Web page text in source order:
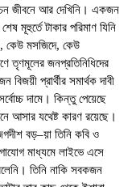
জীবনে আর দেখিনি। একজন
মূহুর্তে টাকার পরিমাণ যিনি
কেউ মসজিদে, কেউ
তৃণমূলের জনপ্রতিনিধিদের
প্রার্থীর সমার্থক দাবী
দামে। কিন্তু পেয়েছে
আসার যথেষ্ট কারণ রয়েছে।
বড়–য়া তিনি কবি ও
মাধ্যমে লাইভে এসে
তিনি নাকি সবকজন